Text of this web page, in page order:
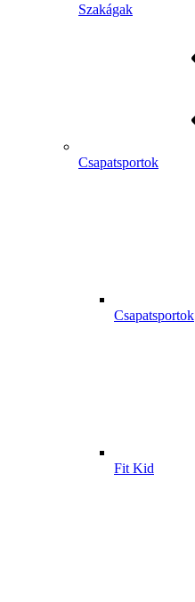
Szakágak
Csapatsportok
Csapatsportok
Fit Kid